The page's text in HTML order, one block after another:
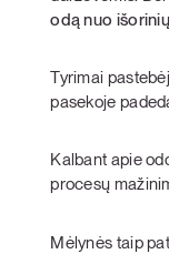
odą nuo
Tyrimai
pasekoje
Kalbant apie
procesų
Mėlynės taip